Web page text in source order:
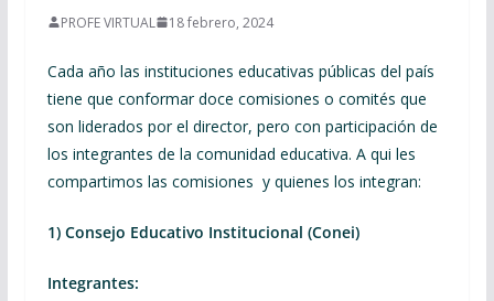
PROFE VIRTUAL 18 febrero, 2024
Cada año las instituciones educativas públicas del país
tiene que conformar doce comisiones o comités que
son liderados por el director, pero con participación de
los integrantes de la comunidad educativa. A qui les
compartimos las comisiones y quienes los integran:
1) Consejo Educativo Institucional (Conei)
Integrantes: